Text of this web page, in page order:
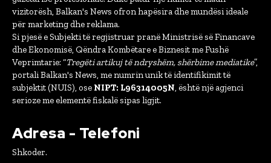
vizitorësh, Balkan's News ofron hapësira dhe mundësi ideale
për marketing dhe reklama.
Si pjesë e Subjekti të regjistruar pranë Ministrisë së Financave
dhe Ekonomisë, Qëndra Kombëtare e Biznesit me Fushë
Veprimtarie: “Tregëti artikuj të ndryshëm, shërbime mediatike”,
portali Balkan's News, me numrin unik të identifikimit të
subjektit (NUIS), ose NIPT: L96314005N, është një agjenci
serioze me elementë fiskalë sipas ligjit.
Adresa - Telefoni
Shkoder.